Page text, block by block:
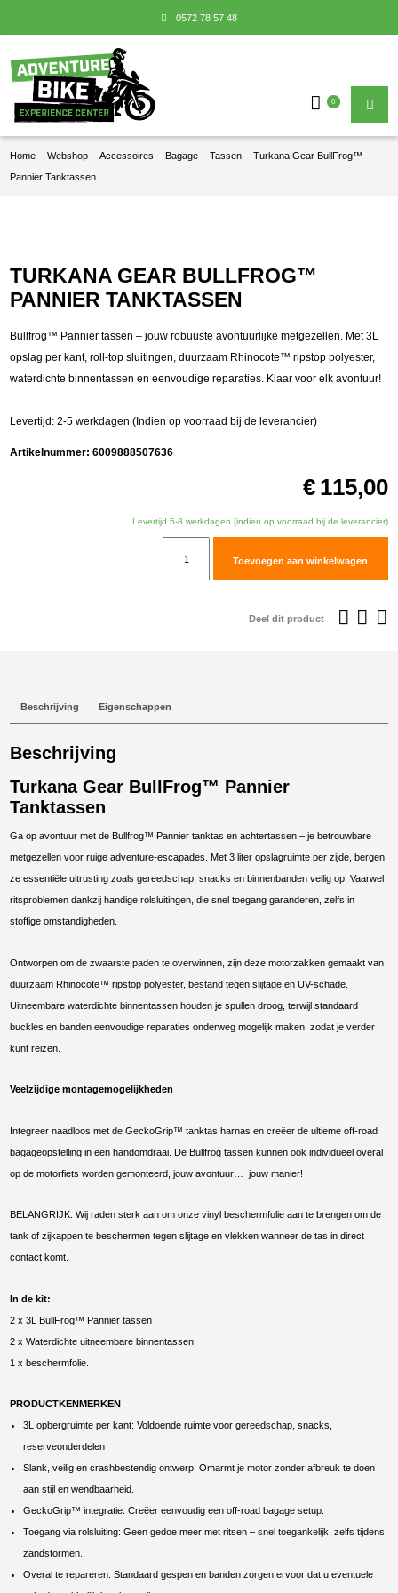
0572 78 57 48
0
Home - Webshop - Accessoires - Bagage - Tassen - Turkana Gear BullFrog™
Pannier Tanktassen
TURKANA GEAR BULLFROG™
PANNIER TANKTASSEN
Artikelnummer:6009888507636
Bullfrog™ Pannier tassen – jouw robuuste avontuurlijke metgezellen. Met 3L
opslag per kant, roll-top sluitingen, duurzaam Rhinocote™ ripstop polyester,
waterdichte binnentassen en eenvoudige reparaties. Klaar voor elk avontuur!
Levertijd: 2-5 werkdagen (Indien op voorraad bij de leverancier)
€ 115,00
Levertijd 5-8 werkdagen (indien op voorraad bij de leverancier)
Toevoegen aan winkelwagen
Deel dit product
Beschrijving Eigenschappen
Beschrijving
Turkana Gear BullFrog™ Pannier
Tanktassen
Ga op avontuur met de Bullfrog™ Pannier tanktas en achtertassen – je betrouwbare
metgezellen voor ruige adventure-escapades. Met 3 liter opslagruimte per zijde, bergen
ze essentiële uitrusting zoals gereedschap, snacks en binnenbanden veilig op. Vaarwel
ritsproblemen dankzij handige rolsluitingen, die snel toegang garanderen, zelfs in
stoffige omstandigheden.
Ontworpen om de zwaarste paden te overwinnen, zijn deze motorzakken gemaakt van
duurzaam Rhinocote™ ripstop polyester, bestand tegen slijtage en UV-schade.
Uitneembare waterdichte binnentassen houden je spullen droog, terwijl standaard
buckles en banden eenvoudige reparaties onderweg mogelijk maken, zodat je verder
kunt reizen.
Veelzijdige montagemogelijkheden
Integreer naadloos met de GeckoGrip™ tanktas harnas en creëer de ultieme off-road
bagageopstelling in een handomdraai. De Bullfrog tassen kunnen ook individueel overal
op de motorfiets worden gemonteerd, jouw avontuur… jouw manier!
BELANGRIJK: Wij raden sterk aan om onze vinyl beschermfolie aan te brengen om de
tank of zijkappen te beschermen tegen slijtage en vlekken wanneer de tas in direct
contact komt.
In de kit:
2 x 3L BullFrog™ Pannier tassen
2 x Waterdichte uitneembare binnentassen
1 x beschermfolie.
PRODUCTKENMERKEN
3L opbergruimte per kant: Voldoende ruimte voor gereedschap, snacks,
reserveonderdelen
Slank, veilig en crashbestendig ontwerp: Omarmt je motor zonder afbreuk te doen
aan stijl en wendbaarheid.
GeckoGrip™ integratie: Creëer eenvoudig een off-road bagage setup.
Toegang via rolsluiting: Geen gedoe meer met ritsen – snel toegankelijk, zelfs tijdens
zandstormen.
Overal te repareren: Standaard gespen en banden zorgen ervoor dat u eventuele